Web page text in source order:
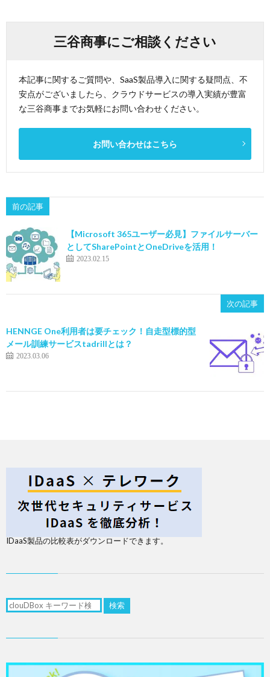
三谷商事にご相談ください
本記事に関するご質問や、SaaS製品導入に関する疑問点、不
安点がございましたら、クラウドサービスの導入実績が豊富
な三谷商事までお気軽にお問い合わせください。
お問い合わせはこちら
前の記事
【Microsoft 365ユーザー必見】ファイルサーバー
としてSharePointとOneDriveを活用！
2023.02.15
次の記事
HENNGE One利用者は要チェック！自走型標的型
メール訓練サービスtadrillとは？
2023.03.06
IDaaS製品の比較表がダウンロードできます。
検索